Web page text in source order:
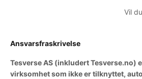
Vil
Ansvarsfraskrivelse
Tesverse AS (inkludert Tesverse.no)
virksomhet som ikke er tilknyttet,